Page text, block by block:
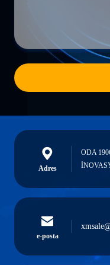
Adres
ODA
e-posta